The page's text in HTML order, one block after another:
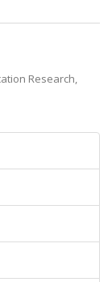
Research,